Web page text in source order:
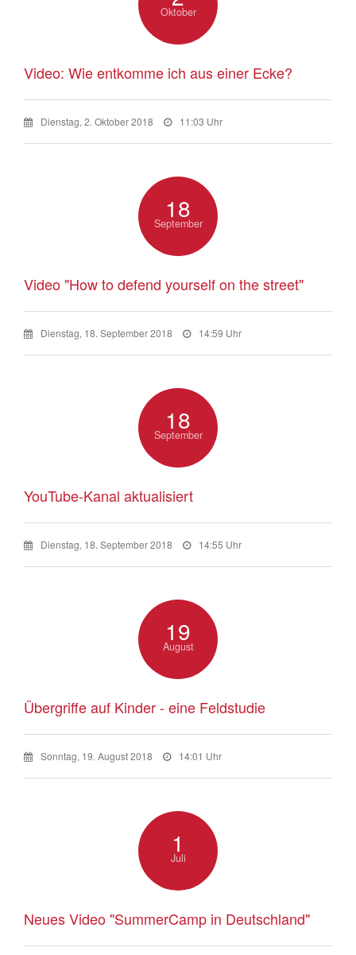
Oktober
Video: Wie entkomme ich aus einer Ecke?
Dienstag, 2. Oktober 2018 11:03 Uhr
18
September
Video "How to defend yourself on the street"
Dienstag, 18. September 2018 14:59 Uhr
18
September
YouTube-Kanal aktualisiert
Dienstag, 18. September 2018 14:55 Uhr
19
August
Übergriffe auf Kinder - eine Feldstudie
Sonntag, 19. August 2018 14:01 Uhr
1
Juli
Neues Video "SummerCamp in Deutschland"